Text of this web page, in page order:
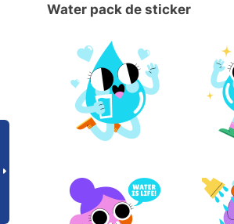
Water pack de sticker